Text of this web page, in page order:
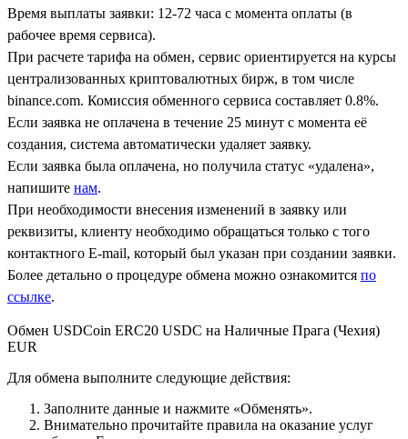
Время выплаты заявки: 12-72 часа с момента оплаты (в
рабочее время сервиса).
При расчете тарифа на обмен, сервис ориентируется на курсы
централизованных криптовалютных бирж, в том числе
binance.com. Комиссия обменного сервиса составляет 0.8%.
Если заявка не оплачена в течение 25 минут с момента её
создания, система автоматически удаляет заявку.
Если заявка была оплачена, но получила статус «удалена»,
напишите нам.
При необходимости внесения изменений в заявку или
реквизиты, клиенту необходимо обращаться только с того
контактного Е-mail, который был указан при создании заявки.
Более детально о процедуре обмена можно ознакомится по
ссылке.
Обмен USDCoin ERC20 USDC на Наличные Прага (Чехия)
EUR
Для обмена выполните следующие действия:
Заполните данные и нажмите «Обменять».
Внимательно прочитайте правила на оказание услуг